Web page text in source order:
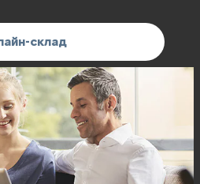
склад